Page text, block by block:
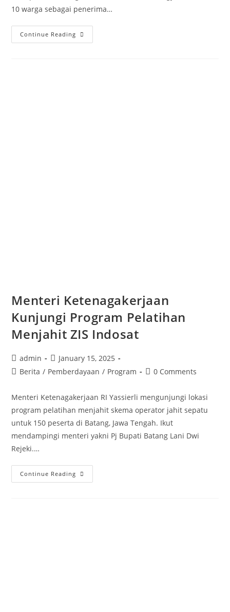
10 warga sebagai penerima…
Continue Reading
Menteri Ketenagakerjaan
Kunjungi Program Pelatihan
Menjahit ZIS Indosat
admin
January 15, 2025
Berita / Pemberdayaan / Program 0 Comments
Menteri Ketenagakerjaan RI Yassierli mengunjungi lokasi
program pelatihan menjahit skema operator jahit sepatu
untuk 150 peserta di Batang, Jawa Tengah. Ikut
mendampingi menteri yakni Pj Bupati Batang Lani Dwi
Rejeki.…
Continue Reading